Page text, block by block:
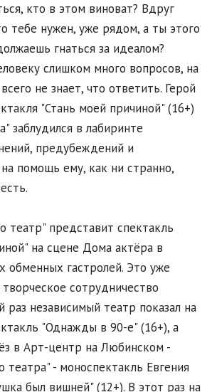
кто в этом виноват? Вдруг
тебе нужен, уже рядом, а ты этого
гнаться за идеалом?
слишком много вопросов, на
не знает, что ответить. Герой
"Стань моей причиной" (16+)
заблудился в лабиринте
предубеждений и
помощь ему, как ни странно,
театр" представит спектакль
на сцене Дома актёра в
обменных гастролей. Это уже
сотрудничество
раз независимый театр показал на
"Однажды в 90-е" (16+), а
в Арт-центр на Любинском -
театра" - моноспектакль Евгения
был вишней" (12+). В этот раз на